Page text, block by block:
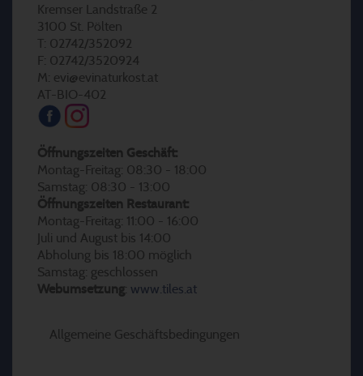
Kremser Landstraße 2
3100 St. Pölten
T: 02742/352092
F: 02742/3520924
M: evi@evinaturkost.at
AT-BIO-402
Öffnungszeiten Geschäft:
Montag-Freitag: 08:30 - 18:00
Samstag: 08:30 - 13:00
Öffnungszeiten Restaurant:
Montag-Freitag: 11:00 - 16:00
Juli und August bis 14:00
Abholung bis 18:00 möglich
Samstag: geschlossen
Webumsetzung: www.tiles.at
Allgemeine Geschäftsbedingungen